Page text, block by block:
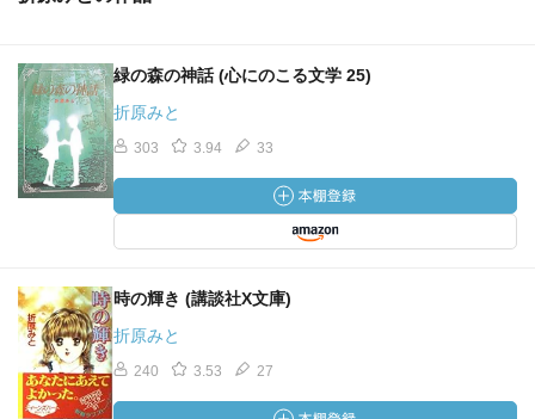
緑の森の神話 (心にのこる文学 25)
折原みと
303 3.94 33
時の輝き (講談社X文庫)
折原みと
240 3.53 27